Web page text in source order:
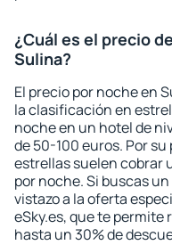
¿Cuál es el precio
Sulina?
El precio por noche en
la clasificación en
noche en un hotel de
de 50-100 euros. Por
estrellas suelen cobrar
por noche. Si buscas
vistazo a la oferta
eSky.es, que te permite
hasta un 30% de